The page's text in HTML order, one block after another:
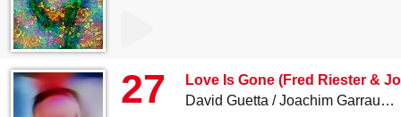
27
Love Is Gone (Fred Riester &
David Guetta
Joachim Garraud